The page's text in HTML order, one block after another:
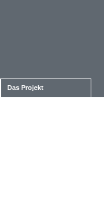
Das Projekt